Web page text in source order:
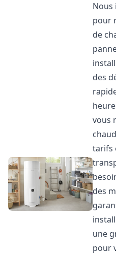
Nous
pour
de
des
vous
tarifs
des
une
pour